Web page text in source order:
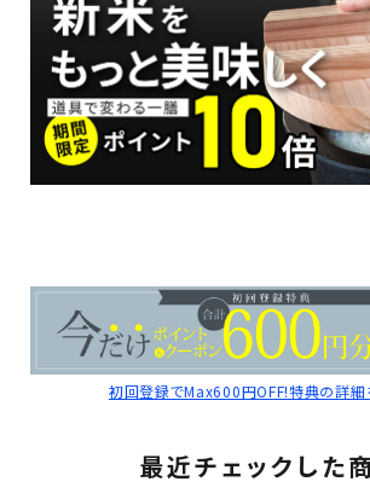
初回登録でMax600円OFF!特典の詳
最近チェックした